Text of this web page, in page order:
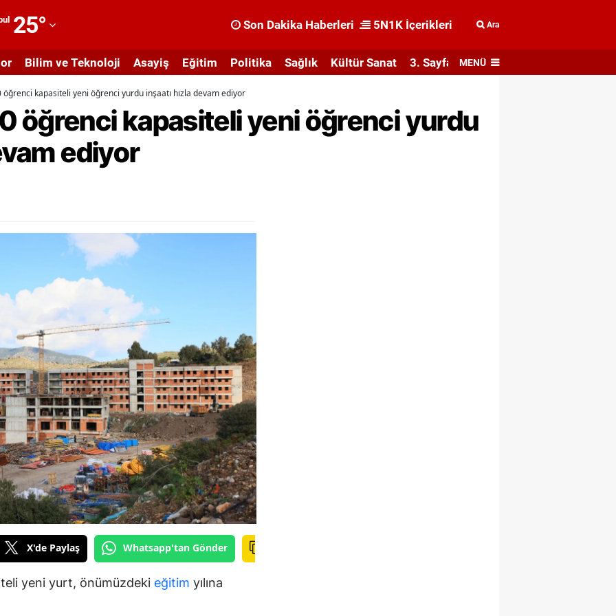
25° Son Dakika Haberleri 5N1K İçerikleri Ara
Bilim ve Teknoloji Asayiş Eğitim Politika Sağlık Kültür Sanat 3. Sayfa MENÜ
öğrenci kapasiteli yeni öğrenci yurdu inşaatı hızla devam ediyor
öğrenci kapasiteli yeni öğrenci yurdu
ediyor
X'de Paylaş Whatsapp'tan Gönder
yeni yurt, önümüzdeki eğitim yılına